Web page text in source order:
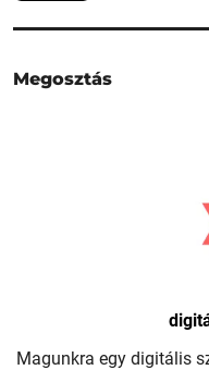
Magunkra egy digitális
Megosztás